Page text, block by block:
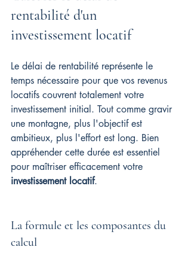
rentabilité d'un
investissement locatif
Le délai de rentabilité représente le
temps nécessaire pour que vos revenus
locatifs couvrent totalement votre
investissement initial. Tout comme gravir
une montagne, plus l'objectif est
ambitieux, plus l'effort est long. Bien
appréhender cette durée est essentiel
pour maîtriser efficacement votre
investissement locatif.
La formule et les composantes du
calcul